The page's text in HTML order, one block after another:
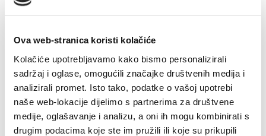
Ova web-stranica koristi kolačiće
Kolačiće upotrebljavamo kako bismo personalizirali
sadržaj i oglase, omogućili značajke društvenih medija i
analizirali promet. Isto tako, podatke o vašoj upotrebi
naše web-lokacije dijelimo s partnerima za društvene
medije, oglašavanje i analizu, a oni ih mogu kombinirati s
drugim podacima koje ste im pružili ili koje su prikupili